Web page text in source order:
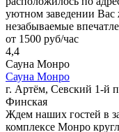
уютном заведении
незабываемые
от 1500 руб/час
4,4
Сауна Монро
Сауна Монро
г. Артём, Севский 1-й
Финская
Ждем наших гостей в
комплексе Монро